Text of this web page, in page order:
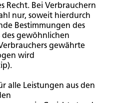
Recht. Bei Verbrauchern
nur, soweit hierdurch
Bestimmungen des
des gewöhnlichen
gewährte
wird
alle Leistungen aus den